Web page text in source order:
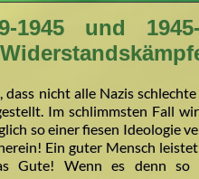
1945 und
dass nicht alle Nazis
Im schlimmsten Fall
so einer fiesen Ideologie
Ein guter Mensch
Gute! Wenn es denn so